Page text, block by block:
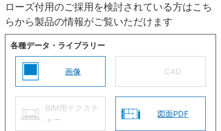
ローズ付用のご採用を検討されている方はこち
らから製品の情報がご覧いただけます
各種データ・ライブラリー
画像 CAD
BIM用テクスチ
ャー
図面PDF